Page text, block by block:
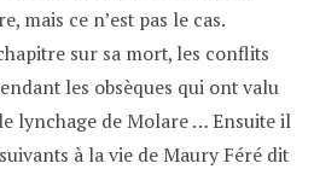
mais ce n’est pas le cas.
sur sa mort, les conflits
les obsèques qui ont valu
lynchage de Molare … Ensuite il
à la vie de Maury Féré dit